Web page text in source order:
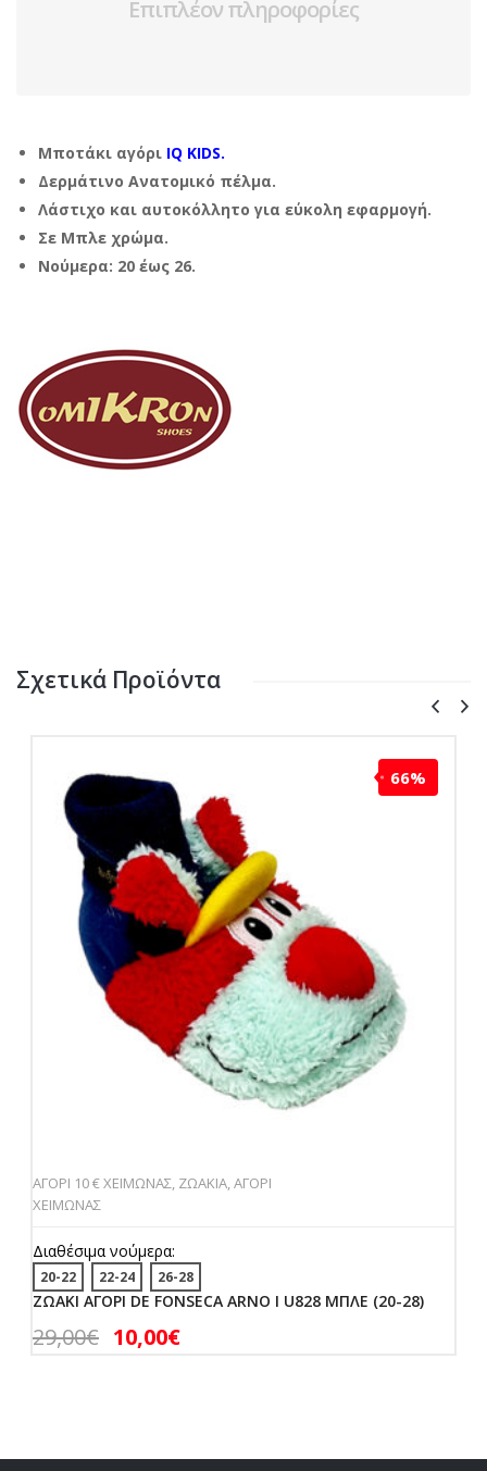
Επιπλέον πληροφορίες
Μποτάκι αγόρι IQ KIDS.
Δερμάτινο Ανατομικό πέλμα.
Λάστιχο και αυτοκόλλητο για εύκολη εφαρμογή.
Σε Μπλε χρώμα.
Νούμερα: 20 έως 26.
Σχετικά Προϊόντα
66%
ΑΓΟΡΙ 10 € ΧΕΙΜΩΝΑΣ, ΖΩΑΚΙΑ,ΑΓΟΡΙ
ΧΕΙΜΩΝΑΣ
Διαθέσιμα νούμερα:
20-22 22-24 26-28
ΖΩΑΚΙ ΑΓΟΡΙ DE FONSECA ARNO I U828 ΜΠΛΕ (20-28)
29,00€ 10,00€